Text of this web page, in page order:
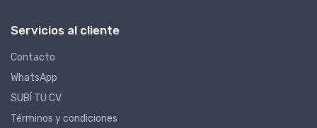
Servicios al cliente
Contacto
WhatsApp
SUBÍ TU CV
Términos y condiciones